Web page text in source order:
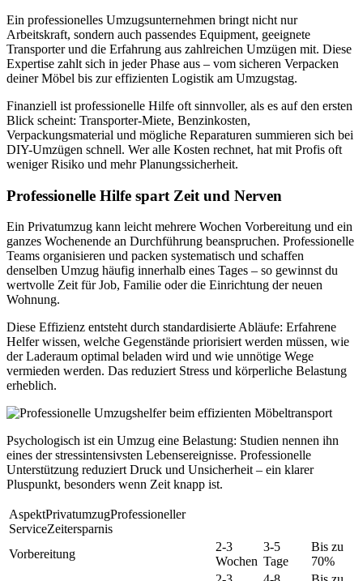
Ein professionelles Umzugsunternehmen bringt nicht nur
Arbeitskraft, sondern auch passendes Equipment, geeignete
Transporter und die Erfahrung aus zahlreichen Umzügen mit. Diese
Expertise zahlt sich in jeder Phase aus – vom sicheren Verpacken
deiner Möbel bis zur effizienten Logistik am Umzugstag.
Finanziell ist professionelle Hilfe oft sinnvoller, als es auf den ersten
Blick scheint: Transporter-Miete, Benzinkosten,
Verpackungsmaterial und mögliche Reparaturen summieren sich bei
DIY-Umzügen schnell. Wer alle Kosten rechnet, hat mit Profis oft
weniger Risiko und mehr Planungssicherheit.
Professionelle Hilfe spart Zeit und Nerven
Ein Privatumzug kann leicht mehrere Wochen Vorbereitung und ein
ganzes Wochenende an Durchführung beanspruchen. Professionelle
Teams organisieren und packen systematisch und schaffen
denselben Umzug häufig innerhalb eines Tages – so gewinnst du
wertvolle Zeit für Job, Familie oder die Einrichtung der neuen
Wohnung.
Diese Effizienz entsteht durch standardisierte Abläufe: Erfahrene
Helfer wissen, welche Gegenstände priorisiert werden müssen, wie
der Laderaum optimal beladen wird und wie unnötige Wege
vermieden werden. Das reduziert Stress und körperliche Belastung
erheblich.
Psychologisch ist ein Umzug eine Belastung: Studien nennen ihn
eines der stressintensivsten Lebensereignisse. Professionelle
Unterstützung reduziert Druck und Unsicherheit – ein klarer
Pluspunkt, besonders wenn Zeit knapp ist.
AspektPrivatumzugProfessioneller
ServiceZeitersparnis
Vorbereitung
2-3
Wochen
3-5
Tage
Bis zu
70%